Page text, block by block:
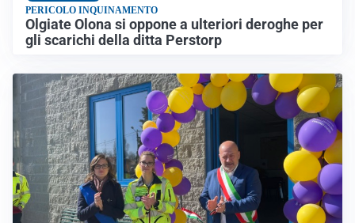
PERICOLO INQUINAMENTO
Olgiate Olona si oppone a ulteriori deroghe per
gli scarichi della ditta Perstorp